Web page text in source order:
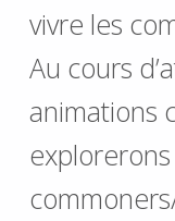
vivre les
Au cours
animations